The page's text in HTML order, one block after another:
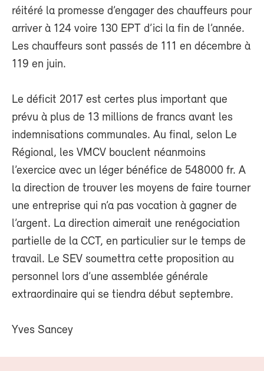
réitéré la promesse d’engager des chauffeurs pour
arriver à 124 voire 130 EPT d’ici la fin de l’année.
Les chauffeurs sont passés de 111 en décembre à
119 en juin.
Le déficit 2017 est certes plus important que
prévu à plus de 13 millions de francs avant les
indemnisations communales. Au final, selon Le
Régional, les VMCV bouclent néanmoins
l’exercice avec un léger bénéfice de 548000 fr. A
la direction de trouver les moyens de faire tourner
une entreprise qui n’a pas vocation à gagner de
l’argent. La direction aimerait une renégociation
partielle de la CCT, en particulier sur le temps de
travail. Le SEV soumettra cette proposition au
personnel lors d’une assemblée générale
extraordinaire qui se tiendra début septembre.
Yves Sancey